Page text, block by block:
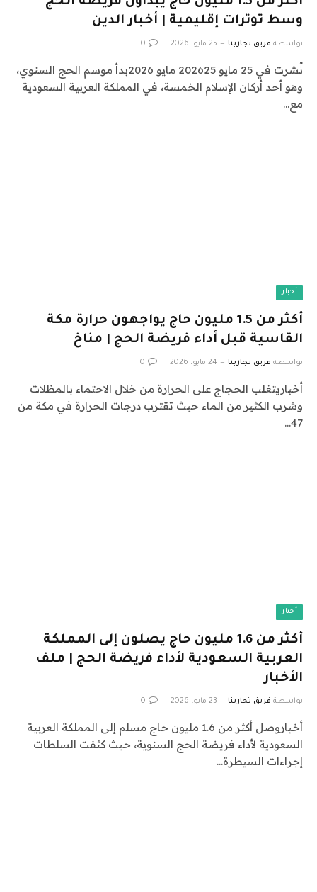
وسط توترات إقليمية | أخبار الدين
بواسطة فريق تجاربنا 25 مايو، 2026 0
نُشرت في 25 مايو 202625 مايو 2026بدأ موسم الحج السنوي،
وهو أحد أركان الإسلام الخمسة، في المملكة العربية السعودية
مع…
أخبار
أكثر من 1.5 مليون حاج يواجهون حرارة مكة
القاسية قبل أداء فريضة الحج | مناخ
بواسطة فريق تجاربنا 24 مايو، 2026 0
أخباريتغلب الحجاج على الحرارة من خلال الاحتماء بالمظلات
وشرب الكثير من الماء حيث تقترب درجات الحرارة في مكة من
47…
أخبار
أكثر من 1.6 مليون حاج يصلون إلى المملكة
العربية السعودية لأداء فريضة الحج | ملف
الأخبار
بواسطة فريق تجاربنا 23 مايو، 2026 0
أخباروصل أكثر من 1.6 مليون حاج مسلم إلى المملكة العربية
السعودية لأداء فريضة الحج السنوية، حيث كثفت السلطات
إجراءات السيطرة…